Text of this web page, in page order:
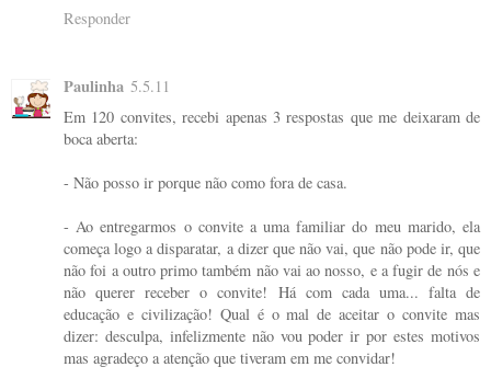
Responder
Paulinha 5.5.11
Em 120 convites, recebi apenas 3 respostas que me deixaram de
boca aberta:
- Não posso ir porque não como fora de casa.
- Ao entregarmos o convite a uma familiar do meu marido, ela
começa logo a disparatar, a dizer que não vai, que não pode ir, que
não foi a outro primo também não vai ao nosso, e a fugir de nós e
não querer receber o convite! Há com cada uma... falta de
educação e civilização! Qual é o mal de aceitar o convite mas
dizer: desculpa, infelizmente não vou poder ir por estes motivos
mas agradeço a atenção que tiveram em me convidar!